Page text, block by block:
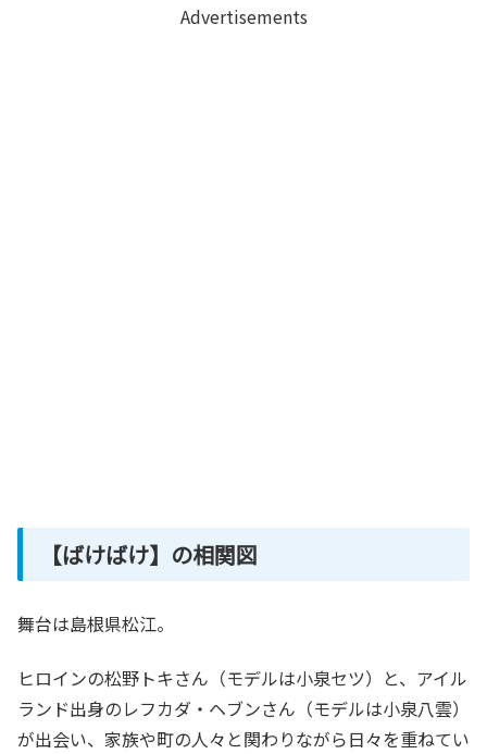
Advertisements
【ばけばけ】の相関図
舞台は島根県松江。
ヒロインの松野トキさん（モデルは小泉セツ）と、アイル
ランド出身のレフカダ・ヘブンさん（モデルは小泉八雲）
が出会い、家族や町の人々と関わりながら日々を重ねてい